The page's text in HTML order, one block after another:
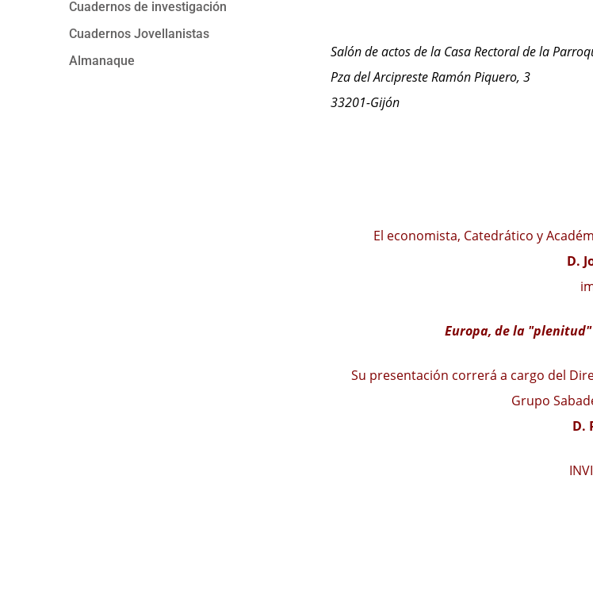
Cuadernos de investigación
Cuadernos Jovellanistas
Almanaque
Salón de actos de la Casa Rectoral de la
Pza del Arcipreste Ramón Piquero, 3
33201-Gijón
El economista, Catedrático y
D.
Europa, de la
Su presentación correrá a cargo del
Grupo
D.